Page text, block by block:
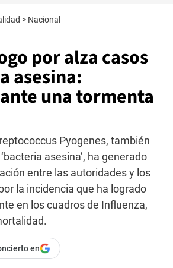
> Nacional
por alza casos
asesina:
una tormenta
Pyogenes, también
asesina’, ha generado
entre las autoridades y los
la incidencia que ha logrado
en los cuadros de Influenza,
en